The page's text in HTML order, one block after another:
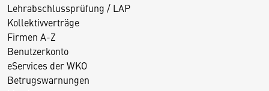
Lehrabschlussprüfung / LAP
Kollektivverträge
Firmen A-Z
Benutzerkonto
eServices der WKO
Betrugswarnungen